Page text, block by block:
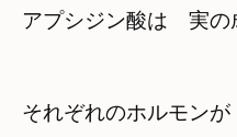
アプシジン酸は　実
それぞれのホルモン